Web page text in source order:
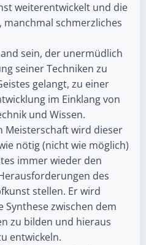
weiterentwickelt und die
manchmal schmerzliches
sein, der unermüdlich
seiner Techniken zu
gelangt, zu einer
im Einklang von
und Wissen.
Meisterschaft wird dieser
nötig (nicht wie möglich)
immer wieder den
des
stellen. Er wird
Synthese zwischen dem
zu bilden und hieraus
entwickeln.